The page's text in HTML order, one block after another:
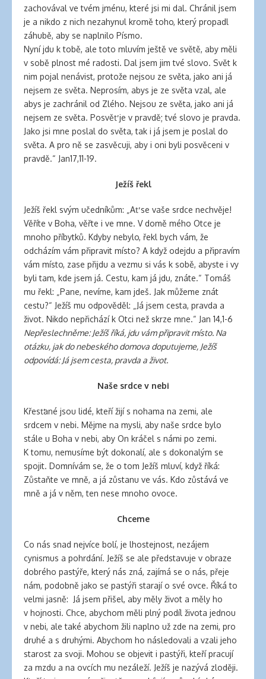
zachovával ve tvém jménu, které jsi mi dal. Chránil jsem
je a nikdo z nich nezahynul kromě toho, který propadl
záhubě, aby se naplnilo Písmo.
Nyní jdu k tobě, ale toto mluvím ještě ve světě, aby měli
v sobě plnost mé radosti. Dal jsem jim tvé slovo. Svět k
nim pojal nenávist, protože nejsou ze světa, jako ani já
nejsem ze světa. Neprosím, abys je ze světa vzal, ale
abys je zachránil od Zlého. Nejsou ze světa, jako ani já
nejsem ze světa. Posvěť je v pravdě; tvé slovo je pravda.
Jako jsi mne poslal do světa, tak i já jsem je poslal do
světa. A pro ně se zasvěcuji, aby i oni byli posvěceni v
pravdě.“ Jan17,11-19.
Ježíš řekl
Ježíš řekl svým učedníkům: „Ať se vaše srdce nechvěje!
Věříte v Boha, věřte i ve mne. V domě mého Otce je
mnoho příbytků. Kdyby nebylo, řekl bych vám, že
odcházím vám připravit místo? A když odejdu a připravím
vám místo, zase přijdu a vezmu si vás k sobě, abyste i vy
byli tam, kde jsem já. Cestu, kam já jdu, znáte.“ Tomáš
mu řekl: „Pane, nevíme, kam jdeš. Jak můžeme znát
cestu?“ Ježíš mu odpověděl: „Já jsem cesta, pravda a
život. Nikdo nepřichází k Otci než skrze mne.“ Jan 14,1-6
Nepřeslechněme: Ježíš říká, jdu vám připravit místo. Na
otázku, jak do nebeského domova doputujeme, Ježíš
odpovídá: Já jsem cesta, pravda a život.
Naše srdce v nebi
Křesťané jsou lidé, kteří žijí s nohama na zemi, ale
srdcem v nebi. Mějme na mysli, aby naše srdce bylo
stále u Boha v nebi, aby On kráčel s námi po zemi.
K tomu, nemusíme být dokonalí, ale s dokonalým se
spojit. Domnívám se, že o tom Ježíš mluví, když říká:
Zůstaňte ve mně, a já zůstanu ve vás. Kdo zůstává ve
mně a já v něm, ten nese mnoho ovoce.
Chceme
Co nás snad nejvíce bolí, je lhostejnost, nezájem
cynismus a pohrdání. Ježíš se ale představuje v obraze
dobrého pastýře, který nás zná, zajímá se o nás, přeje
nám, podobně jako se pastýři starají o své ovce. Říká to
velmi jasně: Já jsem přišel, aby měly život a měly ho
v hojnosti. Chce, abychom měli plný podíl života jednou
v nebi, ale také abychom žili naplno už zde na zemi, pro
druhé a s druhými. Abychom ho následovali a vzali jeho
starost za svoji. Mohou se objevit i pastýři, kteří pracují
za mzdu a na ovcích mu nezáleží. Ježíš je nazývá zloději.